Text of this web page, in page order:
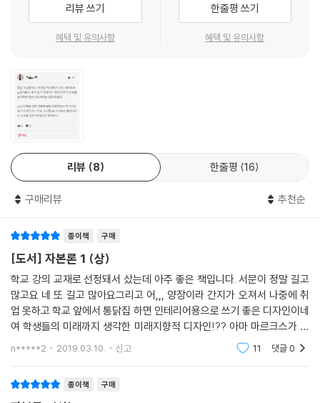
社 판 『자본론』을 주로 참조했는데, 영어판은 마르크스-엥겔스 전집(ME
GA; Marx-Engels Gesamtausgabe) 출판작업의 성과를 반영하고 있
총망라하고 있다. 이번 개역판에는 이 성과들을 취합해서 책 전체에 걸쳐
본문과 역자주에 반영함으로써 지금까지 출판된 어떤 『자본론』보다도 충
실하고 올바른 이해가 가능한 번역본으로 만들고자 했다.
셋째, 『자본론』 전3권을 한꺼번에 출간하면서 각 권의 참고문헌과 인명해
설, 찾아보기 등을 통합, 별도의 책으로 펴냄으로써, 일반 독자들은 물론
보지 못하고 세상을 떠났지만, 우리는 그 성과를 누릴 수 있는 값진 기회를
얻었다. 자본주의에 대한 철저한 분석과 비판을 통해 착취와 억압의 체제
를 넘어선 새로운 사회를 향해 나아가고자 했던 마르크스의 이론적, 사상
적 정수를 담은 『자본론』의 최신 개역판이 출간된 것이 그것이다. 자신이
처한 현실에 실망하고 분노하는 모든 사람들, 주어진 환경에 안주하거나
타협하지 않고 앞으로 나아가려는 모든 사람들이 새로운 『자본론』을 읽고
고민하고 실천하는 것이 고인의 뜻과 공헌에 대한 보답이 될 것이다.
리뷰 쓰기
혜택 및 유의사항
한줄평 쓰기
혜택 및 유의사항
리뷰 8 한줄평 16
구매리뷰 추천순
종이책 구매
[도서] 자본론 1 (상)
학교 강의 교재로 선정돼서 샀는데 아주 좋은 책입니다. 서문이 정말 길고
많고요 네 또 길고 많아요그리고 어,,, 양장이라 간지가 오져서 나중에 취
업 못하고 학교 앞에서 통닭집 하면 인테리어용으로 쓰기 좋은 디자인이네
여 학생들의 미래까지 생각한 미래지향적 디자인!?? 아마 마르크스가 알
았다면 관짝 뚜껑 부수고 뛰쳐나왔겠지만 현대 대학생들한테는 정말 좋은
n*****2 2019.03.10. 신고 11 댓글0
종이책 구매